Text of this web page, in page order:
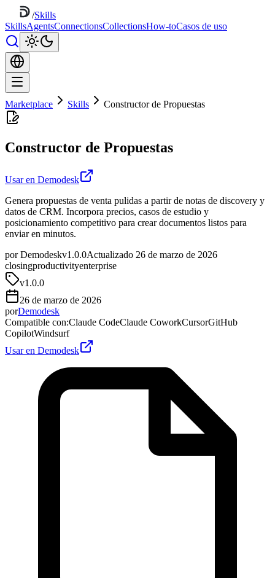
/Skills
SkillsAgentsConnectionsCollectionsHow-toCasos de uso
Marketplace Skills Constructor de Propuestas
Constructor de Propuestas
Usar en Demodesk
Genera propuestas de venta pulidas a partir de notas de discovery y
datos de CRM. Incorpora precios, casos de estudio y
posicionamiento competitivo para crear documentos listos para
enviar en minutos.
por Demodeskv1.0.0Actualizado 26 de marzo de 2026
closingproductivityenterprise
v1.0.0
26 de marzo de 2026
porDemodesk
Compatible con:Claude CodeClaude CoworkCursorGitHub
CopilotWindsurf
Usar en Demodesk